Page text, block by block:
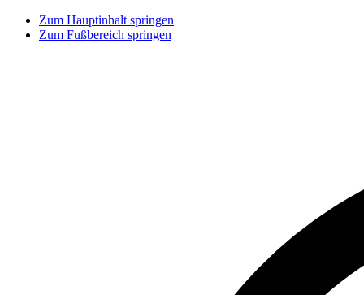
Zum Hauptinhalt springen
Zum Fußbereich springen